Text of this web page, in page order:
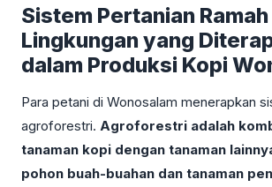
Sistem Pertanian Ramah
Lingkungan yang
dalam Produksi Kopi
Para petani di Wonosalam menerapkan
agroforestri. Agroforestri adalah
tanaman kopi dengan tanaman
pohon buah-buahan dan tanaman